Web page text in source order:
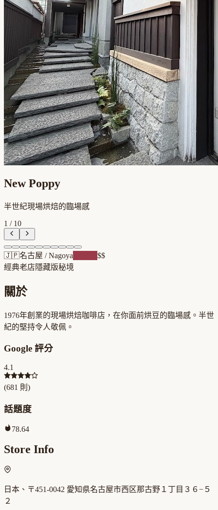
New Poppy
半世紀現場烘焙的臨場感
1 / 10
🇯🇵名古屋 /Nagoya
$$
經典老店隱藏版秘境
關於
1976年創業的現場烘焙咖啡店，在你面前烘豆的臨場感。半世
紀的堅持令人敬佩。
Google 評分
4.1
(681 則)
話題度
78.64
Store Info
日本、〒451-0042 愛知県名古屋市西区那古野１丁目３６−５
２